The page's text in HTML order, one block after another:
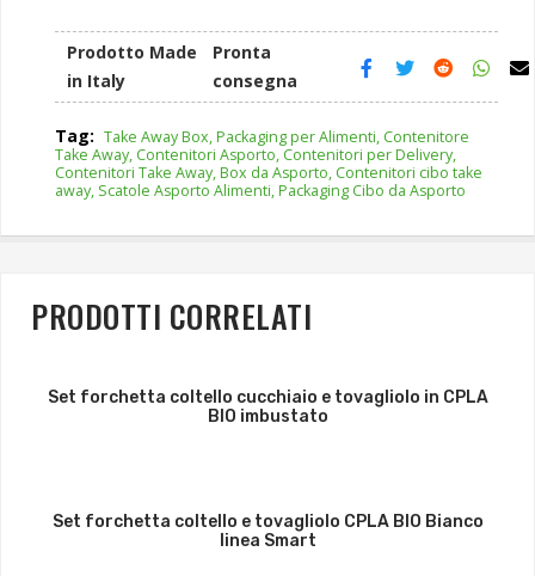
Prodotto Made
in Italy
Pronta
consegna
Tag: Take Away Box, Packaging per Alimenti, Contenitore
Take Away, Contenitori Asporto, Contenitori per Delivery,
Contenitori Take Away, Box da Asporto, Contenitori cibo take
away, Scatole Asporto Alimenti, Packaging Cibo da Asporto
PRODOTTI CORRELATI
Set forchetta coltello cucchiaio e tovagliolo in CPLA
BIO imbustato
Set forchetta coltello e tovagliolo CPLA BIO Bianco
linea Smart